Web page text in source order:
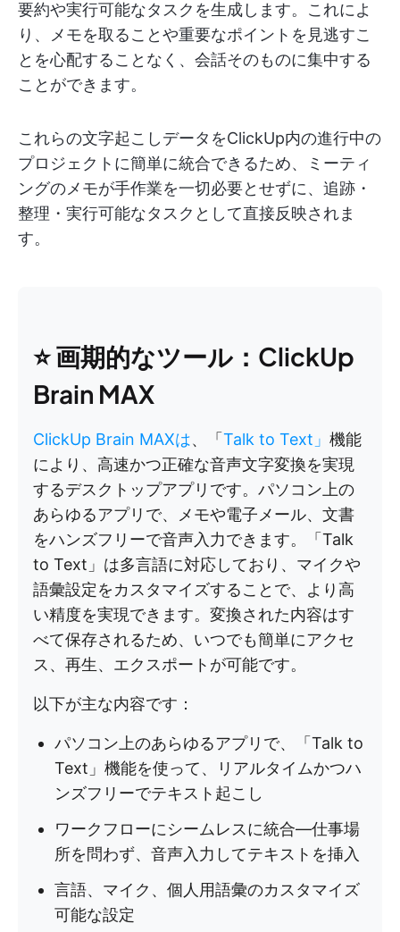
要約や実行可能なタスクを生成します。これによ
り、メモを取ることや重要なポイントを見逃すこ
とを心配することなく、会話そのものに集中する
ことができます。
これらの文字起こしデータをClickUp内の進行中の
プロジェクトに簡単に統合できるため、ミーティ
ングのメモが手作業を一切必要とせずに、追跡・
整理・実行可能なタスクとして直接反映されま
す。
⭐ 画期的なツール：ClickUp
Brain MAX
ClickUp Brain MAXは、「Talk to Text」 機能
により、高速かつ正確な音声文字変換を実現
するデスクトップアプリです。パソコン上の
あらゆるアプリで、メモや電子メール、文書
をハンズフリーで音声入力できます。「Talk
to Text」は多言語に対応しており、マイクや
語彙設定をカスタマイズすることで、より高
い精度を実現できます。変換された内容はす
べて保存されるため、いつでも簡単にアクセ
ス、再生、エクスポートが可能です。
以下が主な内容です：
パソコン上のあらゆるアプリで、「Talk to
Text」機能を使って、リアルタイムかつハ
ンズフリーでテキスト起こし
ワークフローにシームレスに統合—仕事場
所を問わず、音声入力してテキストを挿入
言語、マイク、個人用語彙のカスタマイズ
可能な設定